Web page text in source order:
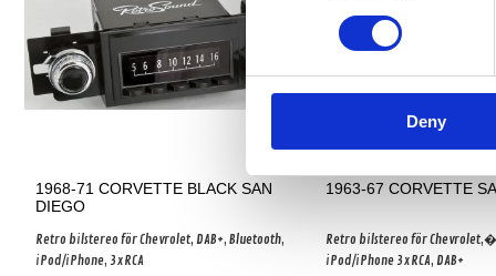
Deny
1968-71 CORVETTE BLACK SAN
DIEGO
Retro bilstereo för Chevrolet, DAB+, Bluetooth,
iPod/iPhone, 3xRCA
1963-67 CORVETTE
Retro bilstereo för
iPod/iPhone 3xRCA, DAB+